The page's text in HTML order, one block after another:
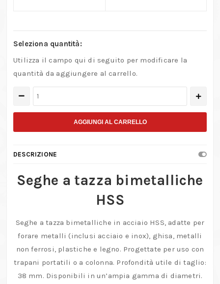
Seleziona quantità:
Utilizza il campo qui di seguito per modificare la
quantità da aggiungere al carrello.
professionali
HSS
ad
mm.
da
114
AGGIUNGI AL CARRELLO
DESCRIZIONE
Seghe a tazza bimetalliche
HSS
Seghe a tazza bimetalliche in acciaio HSS, adatte per
forare metalli (inclusi acciaio e inox), ghisa, metalli
non ferrosi, plastiche e legno. Progettate per uso con
trapani portatili o a colonna. Profondità utile di taglio:
38 mm. Disponibili in un’ampia gamma di diametri.